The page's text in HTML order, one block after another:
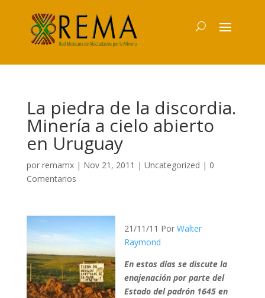
La piedra de la discordia.
Minería a cielo abierto
en Uruguay
por remamx| Nov 21, 2011 | Uncategorized | 0
Comentarios
21/11/11 Por Walter
Raymond
En estos días se discute la
enajenación por parte del
Estado del padrón 1645 en